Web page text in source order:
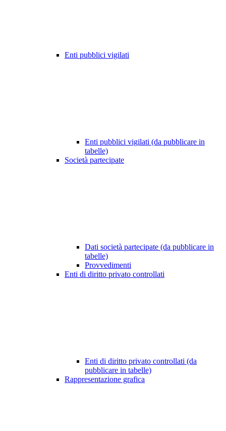
Enti pubblici vigilati
Enti pubblici vigilati (da pubblicare in
tabelle)
Società partecipate
Dati società partecipate (da pubblicare in
tabelle)
Provvedimenti
Enti di diritto privato controllati
Enti di diritto privato controllati (da
pubblicare in tabelle)
Rappresentazione grafica